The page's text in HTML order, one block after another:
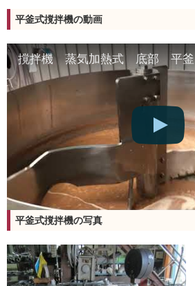
平釜式撹拌機の動画
撹拌機 蒸気加熱式 底部 平釜
平釜式撹拌機の写真